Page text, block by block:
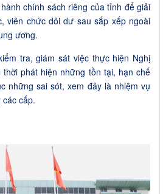
chính sách riêng của tỉnh để giải
viên chức dôi dư sau sắp xếp ngoài
ương.
tra, giám sát việc thực hiện Nghị
thời phát hiện những tồn tại, hạn chế
những sai sót, xem đây là nhiệm vụ
cấp.